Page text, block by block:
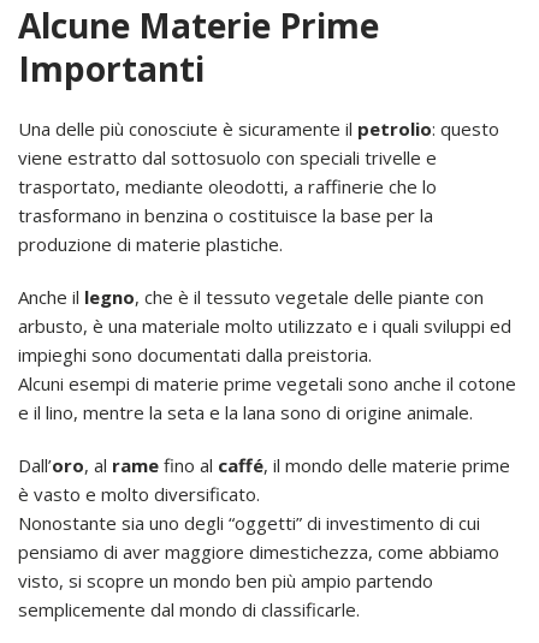
Alcune Materie Prime
Importanti
Una delle più conosciute è sicuramente il petrolio: questo
viene estratto dal sottosuolo con speciali trivelle e
trasportato, mediante oleodotti, a raffinerie che lo
trasformano in benzina o costituisce la base per la
produzione di materie plastiche.
Anche il legno, che è il tessuto vegetale delle piante con
arbusto, è una materiale molto utilizzato e i quali sviluppi ed
impieghi sono documentati dalla preistoria.
Alcuni esempi di materie prime vegetali sono anche il cotone
e il lino, mentre la seta e la lana sono di origine animale.
Dall’oro, al rame fino al caffé, il mondo delle materie prime
è vasto e molto diversificato.
Nonostante sia uno degli “oggetti” di investimento di cui
pensiamo di aver maggiore dimestichezza, come abbiamo
visto, si scopre un mondo ben più ampio partendo
semplicemente dal mondo di classificarle.